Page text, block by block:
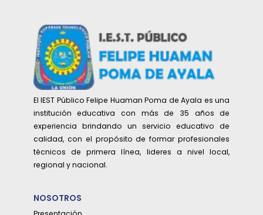
El IEST Público Felipe Huaman Poma de Ayala es una
institución educativa con más de 35 años de
experiencia brindando un servicio educativo de
calidad, con el propósito de formar profesionales
técnicos de primera línea, lideres a nivel local,
regional y nacional.
NOSOTROS